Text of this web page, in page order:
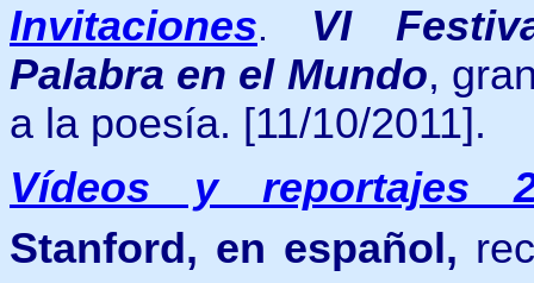
Invitaciones. VI
Palabra en el Mundo,
a la poesía. [11/10/2011].
Vídeos y reportajes
Stanford, en español,